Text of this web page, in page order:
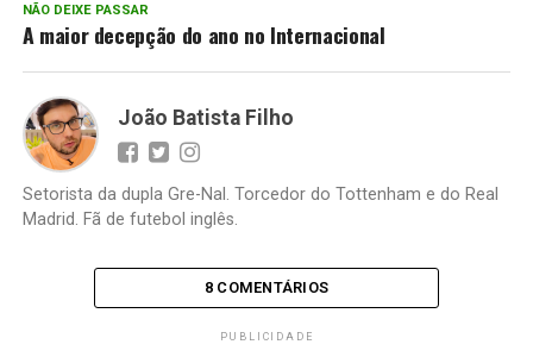
NÃO DEIXE PASSAR
A maior decepção do ano no Internacional
João Batista Filho
Setorista da dupla Gre-Nal. Torcedor do Tottenham e do Real
Madrid. Fã de futebol inglês.
8 COMENTÁRIOS
PUBLICIDADE